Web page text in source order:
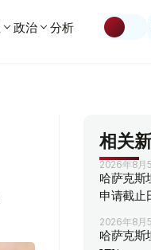
政治 分析
相关
2026年8月
哈萨克斯
申请截止
2026年8月5
哈萨克斯